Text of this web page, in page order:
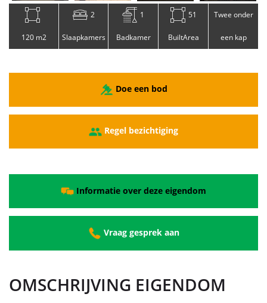
120 m2
2
Slaapkamers
1
Badkamer
51
BuiltArea
Twee onder
een kap
Doe een bod
Regel bezichtiging
Informatie over deze eigendom
Vraag gesprek aan
OMSCHRIJVING EIGENDOM